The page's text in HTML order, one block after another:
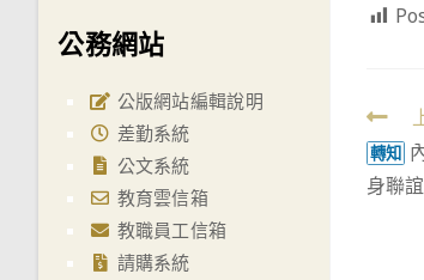
轉知
身聯
公務網站
公版網站編輯說明
差勤系統
公文系統
教育雲信箱
教職員工信箱
請購系統